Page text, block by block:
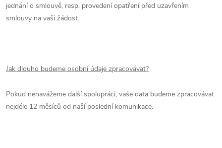
jednání o smlouvě, resp. provedení opatření před uzavřením
smlouvy na vaši žádost.
Jak dlouho budeme osobní údaje zpracovávat?
Pokud nenavážeme další spolupráci, vaše data budeme zpracovávat
nejdéle 12 měsíců od naší poslední komunikace.